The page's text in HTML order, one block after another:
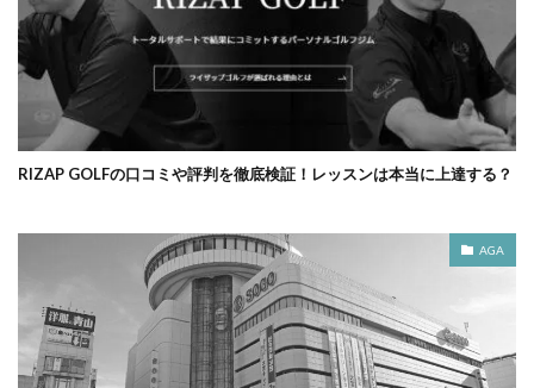
RIZAP GOLFの口コミや評判を徹底検証！レッスンは本当に上達する？
AGA